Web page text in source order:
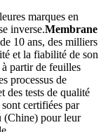
marques en
inverse.Membrane
10 ans, des milliers
et la fiabilité de son
partir de feuilles
processus de
des tests de qualité
certifiées par
(Chine) pour leur